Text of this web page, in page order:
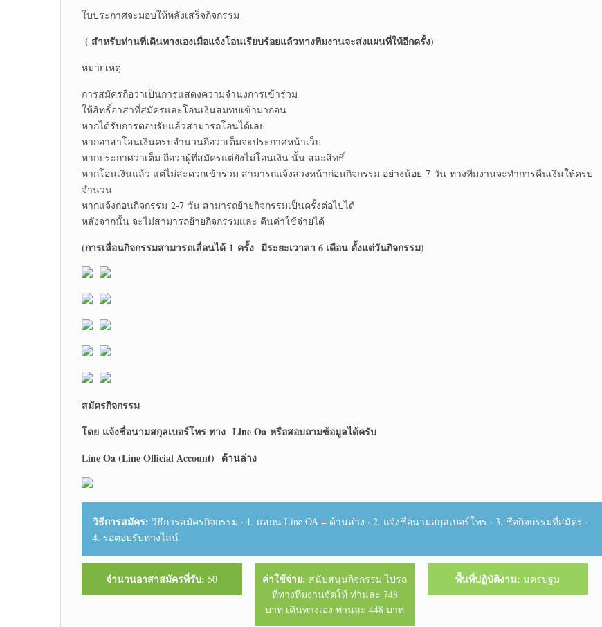
ใบประกาศจะมอบให้หลังเสร็จกิจกรรม
( สำหรับท่านที่เดินทางเองเมื่อแจ้งโอนเรียบร้อยแล้วทางทีมงานจะส่งแผนที่ให้อีกครั้ง)
หมายเหตุ
การสมัครถือว่าเป็นการแสดงความจำนงการเข้าร่วม
ให้สิทธิ์อาสาที่สมัครและโอนเงินสมทบเข้ามาก่อน
หากได้รับการตอบรับแล้วสามารถโอนได้เลย
หากอาสาโอนเงินครบจำนวนถือว่าเต็มจะประกาศหน้าเว็บ
หากประกาศว่าเต็ม ถือว่าผู้ที่สมัครแต่ยังไม่โอนเงิน นั้น สละสิทธิ์
หากโอนเงินแล้ว แต่ไม่สะดวกเข้าร่วม สามารถแจ้งล่วงหน้าก่อนกิจกรรม อย่างน้อย 7 วัน ทางทีมงานจะทำการคืนเงินให้ครบ
จำนวน
หากแจ้งก่อนกิจกรรม 2-7 วัน สามารถย้ายกิจกรรมเป็นครั้งต่อไปได้
หลังจากนั้น จะไม่สามารถย้ายกิจกรรมและ คืนค่าใช้จ่ายได้
(การเลื่อนกิจกรรมสามารถเลื่อนได้ 1 ครั้ง มีระยะเวาลา 6 เดือน ตั้งแต่วันกิจกรรม)
สมัครกิจกรรม
โดย แจ้งชื่อนามสกุลเบอร์โทร ทาง Line Oa หรือสอบถามข้อมูลได้ครับ
Line Oa (Line Official Account) ด้านล่าง
วิธีการสมัคร: วิธีการสมัครกิจกรรม · 1. แสกน Line OA = ด้านล่าง · 2. แจ้งชื่อนามสกุลเบอร์โทร · 3. ชื่อกิจกรรมที่สมัคร ·
4. รอตอบรับทางไลน์
จำนวนอาสาสมัครที่รับ: 50 ค่าใช้จ่าย: สนับสนุนกิจกรรม ไปรถ
ที่ทางทีมงานจัดให้ ท่านละ 748
บาท เดินทางเอง ท่านละ 448 บาท
พื้นที่ปฏิบัติงาน: นครปฐม